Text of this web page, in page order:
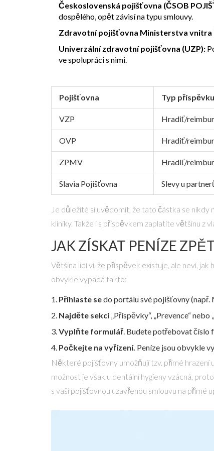
Československá pojišťovna (ČSOB
dospělého, opět závisí na typu smlouvy.
Zdravotní pojišťovna Ministerstva vnitra
Univerzální zdravotní pojišťovna (UZP):
ve spolupráci s nimi.
Pojišťovna
Typ příspěvku
VZP Hradiť/
OVP Hradiť/
ZPMV Hradiť/
Slavia Pojišťovna Slevy u
Je důležité si uvědomit, že tato částka se
kliniky. Takže i s příspěvkem zaplatíte většinu z
JAK ZÍSKAT PENÍZE
Většina lidí ví, že příspěvek existuje, ale neví,
obvykle vypadá takto:
Přihlaste sedo portálu své pojišťovny (např.
Najděte sekci „Příspěvky“, „Prevence“ nebo
Vyplňte formulář. Budete potřebovat číslo
Počkejte na vyřízení. Peníze jsou obvykle
Některé pojišťovny umožňují tzv. přímé hrazení
možnost je však u dentální hygieny vzácná,
s vaší pojišťovnou uzavřenou smlouvu na přímé